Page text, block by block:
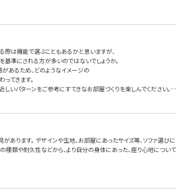
際は機能で選ぶこともあるかと思いますが、
準にされる方が多いのではないでしょうか。
あるため、どのようなイメージの
てきます。
しいパターンをご参考にすてきなお部屋づくりを楽しんでください
があります。 デザインや生地、お部屋にあったサイズ等、ソファ選び
種類や耐久性などから、より自分の身体にあった、座り心地について